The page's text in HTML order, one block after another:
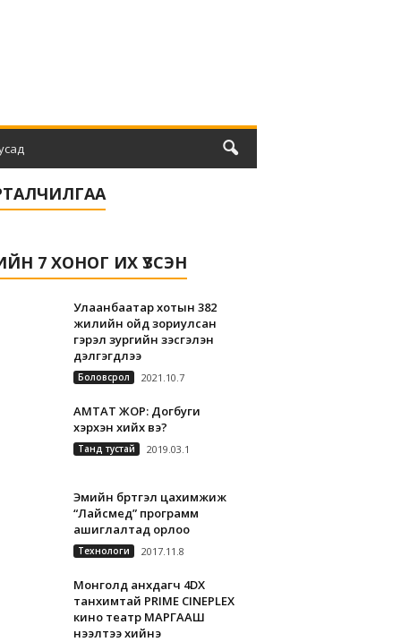
7 ХОНОГ ИХ ҮЗСЭН
Улаанбаатар хотын 382
жилийн ойд зориулсан
гэрэл зургийн үзэсгэлэн
дэлгэгдлээ
Боловсрол 2021.10.7
АМТАТ ЖОР: Догбуги
хэрхэн хийх вэ?
Танд тустай 2019.03.1
Эмийн бүртгэл цахимжиж
“Лайсмед” программ
ашиглалтад орлоо
Технологи 2017.11.8
Монголд анхдагч 4DX
танхимтай PRIME CINEPLEX
кино театр МАРГААШ
нээлтээ хийнэ